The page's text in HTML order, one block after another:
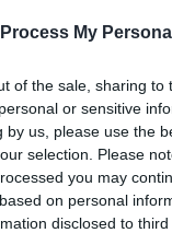
My
of the sale, sharing to
or sensitive
by us, please use the
selection. Please
you may
on personal
disclosed to
Publicidad